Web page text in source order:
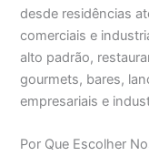
desde residências
comerciais e
alto padrão,
gourmets, bares,
empresariais e
Por Que Escolher